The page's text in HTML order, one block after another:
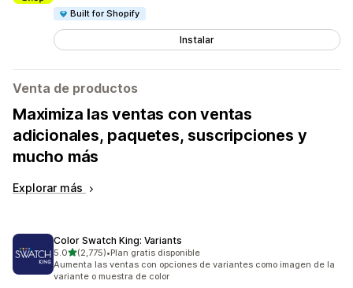
Built for Shopify
Instalar
Venta de productos
Maximiza las ventas con ventas
adicionales, paquetes, suscripciones y
mucho más
Explorar más
Color Swatch King: Variants
5.0de 5 estrellas
(2,775)
2775 reseñas en total
•Plan gratis disponible
Aumenta las ventas con opciones de variantes como imagen de la
variante o muestra de color